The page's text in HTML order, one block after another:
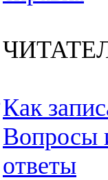
Как
Вопросы
ответы